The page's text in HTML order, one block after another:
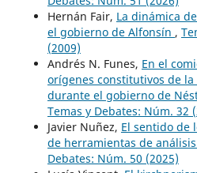
Hernán Fair, La dinámica
el gobierno de Alfonsín ,
(2009)
Andrés N. Funes, En el
orígenes constitutivos de
durante el gobierno de
Temas y Debates: Núm. 32
Javier Nuñez, El sentido de
de herramientas de
Debates: Núm. 50 (2025)